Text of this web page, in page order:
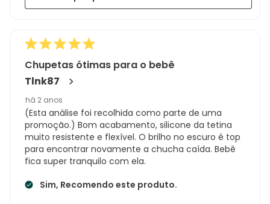
Chupetas ótimas para o bebê
Tlnk87
há 2 anos
(Esta análise foi recolhida como parte de uma
promoção.) Bom acabamento, silicone da tetina
muito resistente e flexível. O brilho no escuro é top
para encontrar novamente a chucha caída. Bebê
fica super tranquilo com ela.
Sim, Recomendo este produto.